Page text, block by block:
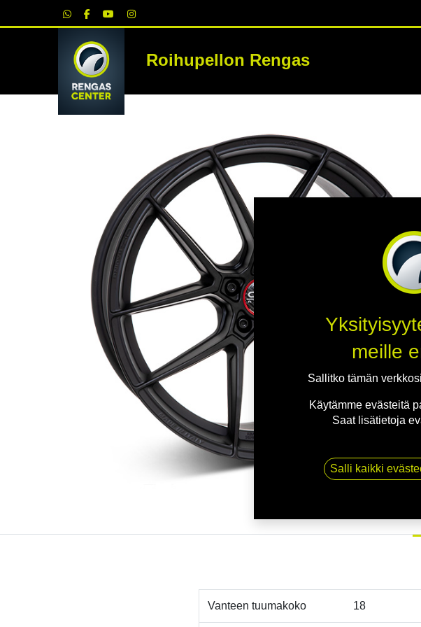
Roihupellon RengasRENKAAT
Vanteen tuumakoko 18
meille
Sallitko tämän
Käytämme evästeitä
Saat lisätietoja
Salli kaikki